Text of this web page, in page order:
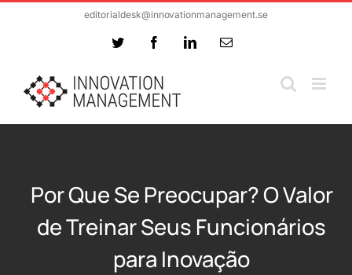
editorialdesk@innovationmanagement.se
Twitter FacebookLinkedInEmail
Por Que Se Preocupar? O Valor
de Treinar Seus Funcionários
para Inovação